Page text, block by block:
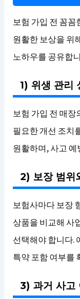
보험 가입 전 꼼꼼
원활한 보상을 위
노하우를 공유합
1) 위생 관리
보험 가입 전 매장
필요한 개선 조치
원활하며, 사고
2) 보장 범위
보험사마다 보장
상품을 비교해 사
선택해야 합니다.
특약 포함 여부를
3) 과거 사고